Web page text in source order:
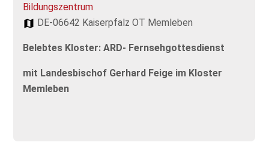
Bildungszentrum
DE-06642 Kaiserpfalz OT Memleben
Belebtes Kloster: ARD- Fernsehgottesdienst
mit Landesbischof Gerhard Feige im Kloster
Memleben